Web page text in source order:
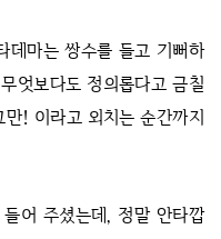
데마는 쌍수를 들고 기뻐하
엇보다도 정의롭다고 금칠
! 이라고 외치는 순간까지
어 주셨는데, 정말 안타깝